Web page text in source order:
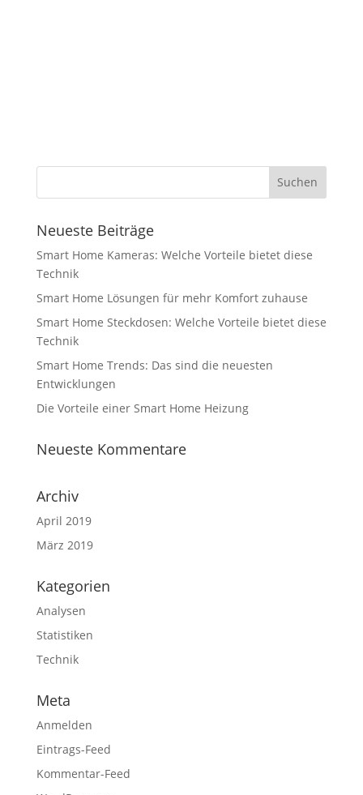
Neueste Beiträge
Smart Home Kameras: Welche Vorteile bietet diese
Technik
Smart Home Lösungen für mehr Komfort zuhause
Smart Home Steckdosen: Welche Vorteile bietet diese
Technik
Smart Home Trends: Das sind die neuesten
Entwicklungen
Die Vorteile einer Smart Home Heizung
Neueste Kommentare
Archiv
April 2019
März 2019
Kategorien
Analysen
Statistiken
Technik
Meta
Anmelden
Eintrags-Feed
Kommentar-Feed